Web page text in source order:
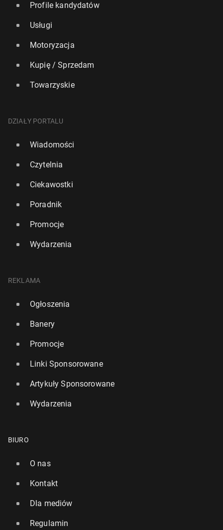
Profile kandydatów
Usługi
Motoryzacja
Kupię / Sprzedam
Towarzyskie
DZIAŁY PORTALU
Wiadomości
Czytelnia
Ciekawostki
Poradnik
Promocje
Wydarzenia
REKLAMA
Ogłoszenia
Banery
Promocje
Linki Sponsorowane
Artykuły Sponsorowane
Wydarzenia
BIURO
O nas
Kontakt
Dla mediów
Regulamin